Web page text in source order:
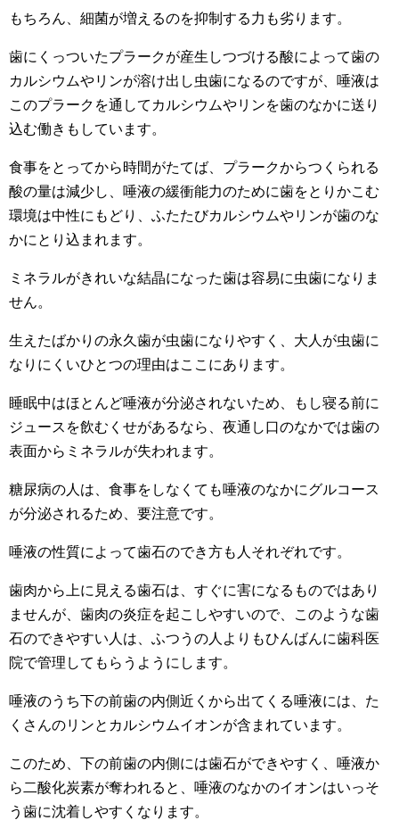
もちろん、細菌が増えるのを抑制する力も劣ります。
歯にくっついたプラークが産生しつづける酸によって歯の
カルシウムやリンが溶け出し虫歯になるのですが、唾液は
このプラークを通してカルシウムやリンを歯のなかに送り
込む働きもしています。
食事をとってから時間がたてば、プラークからつくられる
酸の量は減少し、唾液の緩衝能力のために歯をとりかこむ
環境は中性にもどり、ふたたびカルシウムやリンが歯のな
かにとり込まれます。
ミネラルがきれいな結晶になった歯は容易に虫歯になりま
せん。
生えたばかりの永久歯が虫歯になりやすく、大人が虫歯に
なりにくいひとつの理由はここにあります。
睡眠中はほとんど唾液が分泌されないため、もし寝る前に
ジュースを飲むくせがあるなら、夜通し口のなかでは歯の
表面からミネラルが失われます。
糖尿病の人は、食事をしなくても唾液のなかにグルコース
が分泌されるため、要注意です。
唾液の性質によって歯石のでき方も人それぞれです。
歯肉から上に見える歯石は、すぐに害になるものではあり
ませんが、歯肉の炎症を起こしやすいので、このような歯
石のできやすい人は、ふつうの人よりもひんばんに歯科医
院で管理してもらうようにします。
唾液のうち下の前歯の内側近くから出てくる唾液には、た
くさんのリンとカルシウムイオンが含まれています。
このため、下の前歯の内側には歯石ができやすく、唾液か
ら二酸化炭素が奪われると、唾液のなかのイオンはいっそ
う歯に沈着しやすくなります。